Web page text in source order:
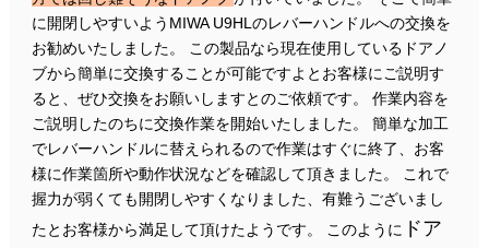
に開閉しやすいようMIWA U9HLのレバーハンドルへの交換を
お勧めいたしました。 この製品なら現在使用しているドアノ
ブから簡単に交換することが可能ですよとお客様にご説明す
ると、ぜひ交換をお願いしますとのご依頼です。 作業内容を
ご説明したのちに交換作業を開始いたしました。 簡単な加工
でレバーハンドルに替えられるので作業はすぐに終了、お客
様に作業箇所や動作状況などを確認して頂きました。 これで
握力が弱くても開閉しやすくなりました、有難うございまし
たとお客様から満足して頂けたようです。 このように ドア